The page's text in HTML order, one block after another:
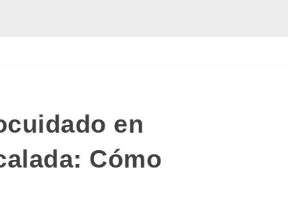
en
Cómo